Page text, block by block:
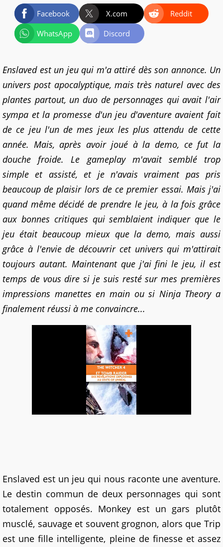
Facebook X.com
Reddit
WhatsApp
Discord
Enslaved est un jeu qui m'a attiré dès son annonce. Un
univers post apocalyptique, mais très naturel avec des
plantes partout, un duo de personnages qui avait l'air
sympa et la promesse d'un jeu d'aventure avaient fait
de ce jeu l'un de mes jeux les plus attendu de cette
année. Mais, après avoir joué à la demo, ce fut la
douche froide. Le gameplay m'avait semblé trop
simple et assisté, et je n'avais vraiment pas pris
beaucoup de plaisir lors de ce premier essai. Mais j'ai
quand même décidé de prendre le jeu, à la fois grâce
aux bonnes critiques qui semblaient indiquer que le
jeu était beaucoup mieux que la demo, mais aussi
grâce à l'envie de découvrir cet univers qui m'attirait
toujours autant. Maintenant que j'ai fini le jeu, il est
temps de vous dire si je suis resté sur mes premières
impressions manettes en main ou si Ninja Theory a
finalement réussi à me convaincre...
Enslaved est un jeu qui nous raconte une aventure.
Le destin commun de deux personnages qui sont
totalement opposés. Monkey est un gars plutôt
musclé, sauvage et souvent grognon, alors que Trip
est une fille intelligente, pleine de finesse et assez